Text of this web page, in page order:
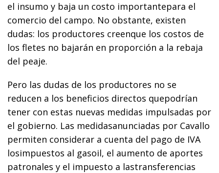
el insumo y baja un costo importantepara el
comercio del campo. No obstante, existen
dudas: los productores creenque los costos de
los fletes no bajarán en proporción a la rebaja
del peaje.
Pero las dudas de los productores no se
reducen a los beneficios directos quepodrían
tener con estas nuevas medidas impulsadas por
el gobierno. Las medidasanunciadas por Cavallo
permiten considerar a cuenta del pago de IVA
losimpuestos al gasoil, el aumento de aportes
patronales y el impuesto a lastransferencias